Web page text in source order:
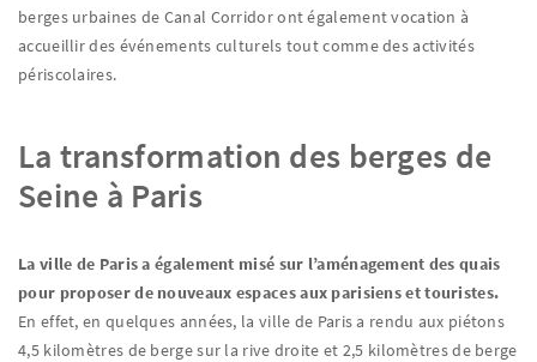
berges urbaines de Canal Corridor ont également vocation à
accueillir des événements culturels tout comme des activités
périscolaires.
La transformation des berges de
Seine à Paris
La ville de Paris a également misé sur l’aménagement des quais
pour proposer de nouveaux espaces aux parisiens et touristes.
En effet, en quelques années, la ville de Paris a rendu aux piétons
4,5 kilomètres de berge sur la rive droite et 2,5 kilomètres de berge